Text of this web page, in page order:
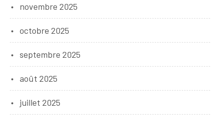
novembre 2025
octobre 2025
septembre 2025
août 2025
juillet 2025